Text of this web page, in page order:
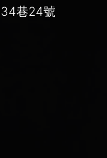
巷24號